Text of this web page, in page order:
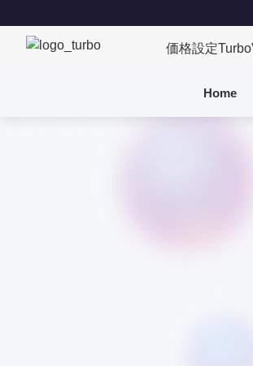
価格設定
Home